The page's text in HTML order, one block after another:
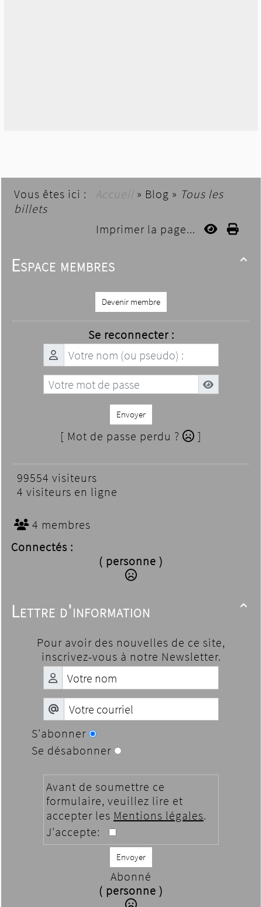
Vous êtes ici : Accueil » Blog » Tous les
billets
Imprimer la page...

Espace membres
Devenir membre
Se reconnecter :
Envoyer
[ Mot de passe perdu ? ]
99554 visiteurs
4 visiteurs en ligne
4 membres
Connectés :
( personne )

Lettre d'information
Pour avoir des nouvelles de ce site,
inscrivez-vous à notre Newsletter.
S'abonner
Se désabonner
Avant de soumettre ce
formulaire, veuillez lire et
accepter les Mentions légales.
J'accepte:
Envoyer
Abonné
( personne )